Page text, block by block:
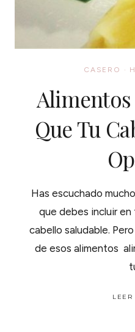
CASERO ·
Alimentos
Que Tu
Has escuchado
que debes incluir
cabello saludable.
de esos alimentos
LEER